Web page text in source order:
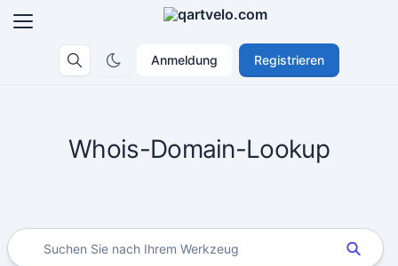
Anmeldung Registrieren
Whois-Domain-Lookup